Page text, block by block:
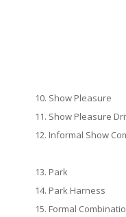
10. Show Pleasure
11. Show Pleasure
12. Informal Show
13. Park
14. Park Harness
15. Formal